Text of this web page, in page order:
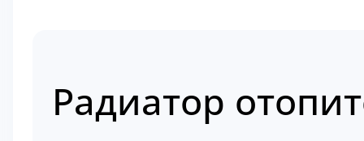
Радиатор